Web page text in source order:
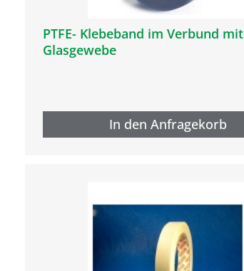
PTFE- Klebeband im Verbund mit
Glasgewebe
In den Anfragekorb